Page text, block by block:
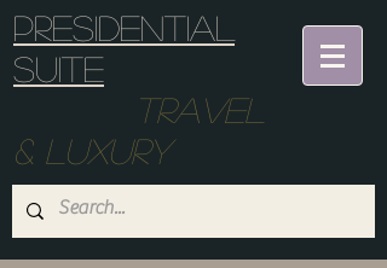
Presidential
suite
Travel
& Luxury